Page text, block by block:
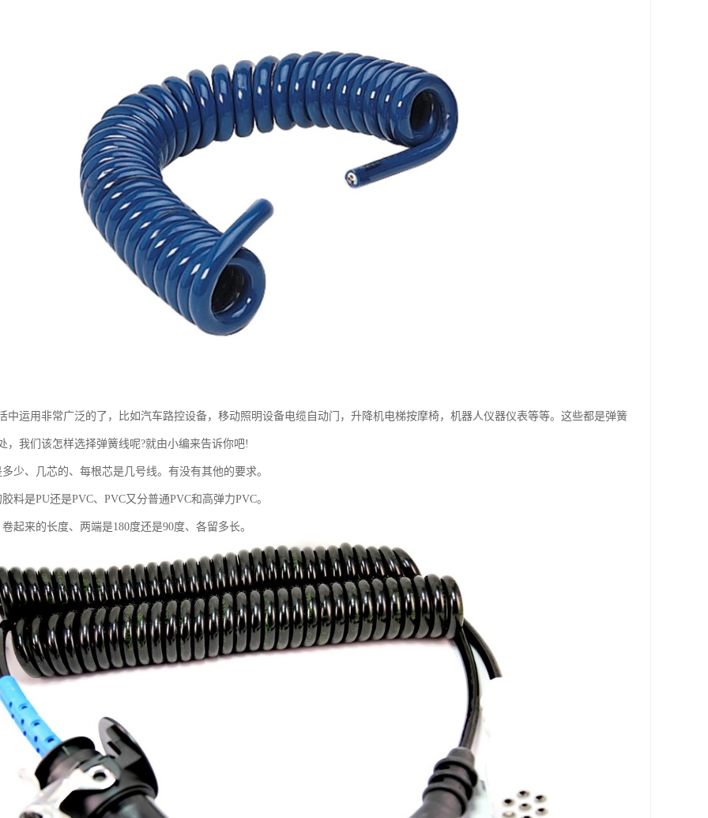
中运用非常广泛的了，比如汽车路控设备，移动照明设备电缆自动门，升降机电梯按摩椅，机器人仪器仪表等等。这些都是弹簧
，我们该怎样选择弹簧线呢?就由小编来告诉你吧!
少、几芯的、每根芯是几号线。有没有其他的要求。
料是PU还是PVC、PVC又分普通PVC和高弹力PVC。
起来的长度、两端是180度还是90度、各留多长。